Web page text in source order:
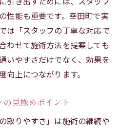
性能も重要です。幸田町で実
は「スタッフの丁寧な対応で
わせて施術方法を提案しても
いやすさだけでなく、効果を
向上につながります。
見極めポイント
取りやすさ」は施術の継続や